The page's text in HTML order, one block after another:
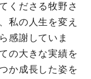
くださる牧野さ
私の人生を変え
感謝していま
の大きな実績を
か成長した姿を